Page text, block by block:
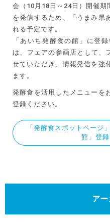
会（10月18日～24日）開催期
を発信するため、「うまみ県
れる予定です。
「あいち発酵食の館」に登
は、フェアの参画店として、
せていただき、情報発信を強
ます。
発酵食を活用したメニューを
登録ください。
「発酵食スポットページ
館」登
ア